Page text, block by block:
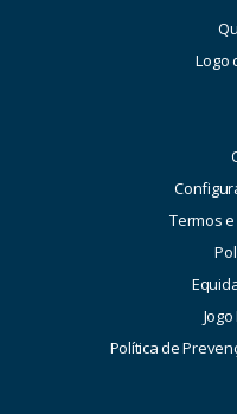
Logo
Termos
Política de